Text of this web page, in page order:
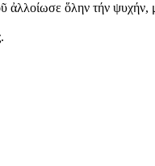
ἀλλοίωσε ὅλην τήν